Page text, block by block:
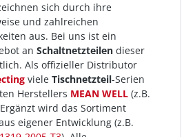
sich durch ihre
und zahlreichen
aus. Bei uns ist ein
an Schaltnetzteilen dieser
Als offizieller Distributor
viele Tischnetzteil-Serien
Herstellers MEAN WELL (z.B.
wird das Sortiment
eigener Entwicklung (z.B.